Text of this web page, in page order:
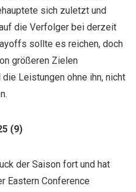
sich zuletzt und
die Verfolger bei derzeit
sollte es reichen, doch
größeren Zielen
Leistungen ohne ihn, nicht
(9)
der Saison fort und hat
Eastern Conference